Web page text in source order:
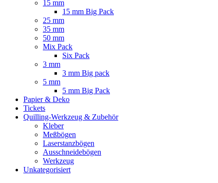
15 mm
15 mm Big Pack
25 mm
35 mm
50 mm
Mix Pack
Six Pack
3 mm
3 mm Big pack
5 mm
5 mm Big Pack
Papier & Deko
Tickets
Quilling-Werkzeug & Zubehör
Kleber
Meßbögen
Laserstanzbögen
Ausschneidebögen
Werkzeug
Unkategorisiert